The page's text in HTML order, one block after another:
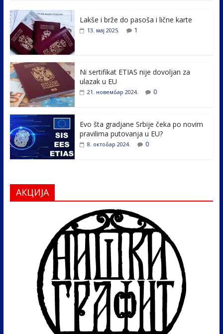
e
b
o
o
k
itt
er e
er ar
e
Lakše i brže do pasoša i lične karte
13. мај 2025. 1
Ni sertifikat ETIAS nije dovoljan za
ulazak u EU
21. новембар 2024. 0
Evo šta gradjane Srbije čeka po novim
pravilima putovanja u EU?
8. октобар 2024. 0
АКЦИЈА